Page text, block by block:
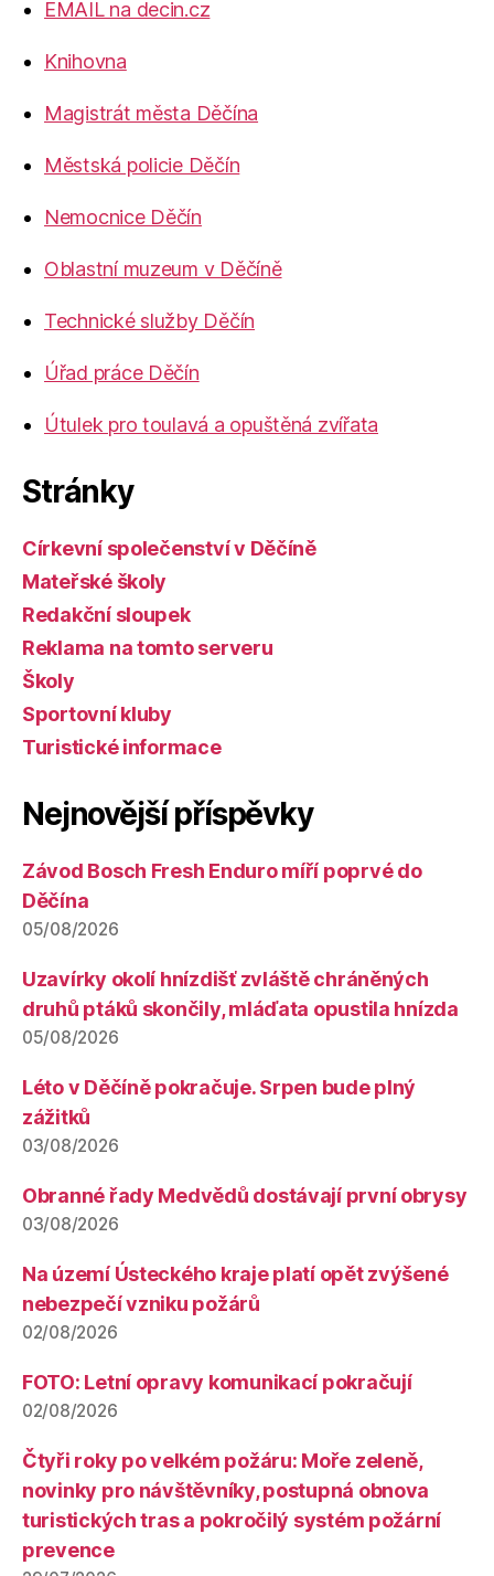
EMAIL na decin.cz
Knihovna
Magistrát města Děčína
Městská policie Děčín
Nemocnice Děčín
Oblastní muzeum v Děčíně
Technické služby Děčín
Úřad práce Děčín
Útulek pro toulavá a opuštěná zvířata
Stránky
Církevní společenství v Děčíně
Mateřské školy
Redakční sloupek
Reklama na tomto serveru
Školy
Sportovní kluby
Turistické informace
Nejnovější příspěvky
Závod Bosch Fresh Enduro míří poprvé do
Děčína
05/08/2026
Uzavírky okolí hnízdišť zvláště chráněných
druhů ptáků skončily, mláďata opustila hnízda
05/08/2026
Léto v Děčíně pokračuje. Srpen bude plný
zážitků
03/08/2026
Obranné řady Medvědů dostávají první obrysy
03/08/2026
Na území Ústeckého kraje platí opět zvýšené
nebezpečí vzniku požárů
02/08/2026
FOTO: Letní opravy komunikací pokračují
02/08/2026
Čtyři roky po velkém požáru: Moře zeleně,
novinky pro návštěvníky, postupná obnova
turistických tras a pokročilý systém požární
prevence